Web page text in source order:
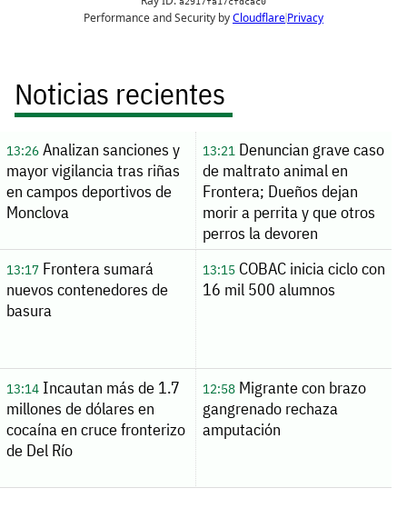
Noticias recientes
13:26Analizan sanciones y
mayor vigilancia tras riñas
en campos deportivos de
Monclova
13:21Denuncian grave caso
de maltrato animal en
Frontera; Dueños dejan
morir a perrita y que otros
perros la devoren
13:17Frontera sumará
nuevos contenedores de
basura
13:15COBAC inicia ciclo con
16 mil 500 alumnos
13:14Incautan más de 1.7
millones de dólares en
cocaína en cruce fronterizo
de Del Río
12:58Migrante con brazo
gangrenado rechaza
amputación